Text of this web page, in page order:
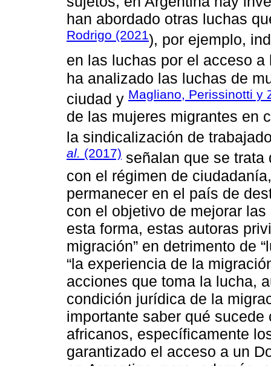
han abordado otras luchas
Rodrigo (2021), por ejemplo,
en las luchas por el acceso
ha analizado las luchas de
ciudad y Magliano, Perissinotti y
de las mujeres migrantes en
la sindicalización de
al. (2017) señalan que se
con el régimen de
permanecer en el país de
con el objetivo de mejorar
esta forma, estas autoras
migración” en detrimento de
“la experiencia de la
acciones que toma la lucha,
condición jurídica de la
importante saber qué
africanos, específicamente
garantizado el acceso a un